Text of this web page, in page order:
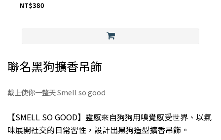
NT$380
聯名黑狗擴香吊飾
戴上使你一整天 Smell so good
【SMELL SO GOOD】靈感來自狗狗用嗅覺感受世界、以氣
味展開社交的日常習性，設計出黑狗造型擴香吊飾。